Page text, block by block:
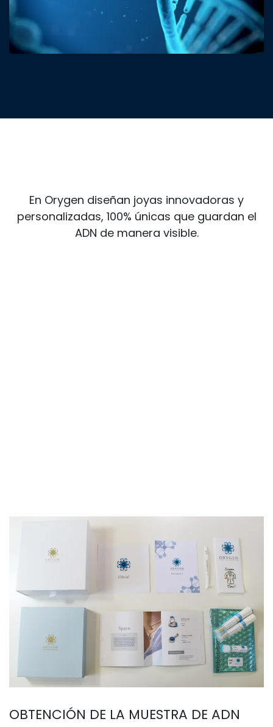
En Orygen diseñan joyas innovadoras y
personalizadas, 100% únicas que guardan el
ADN de manera visible.
OBTENCIÓN DE LA MUESTRA DE ADN